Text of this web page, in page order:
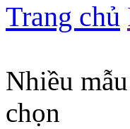
Trang chủ
Nhiều
chọn